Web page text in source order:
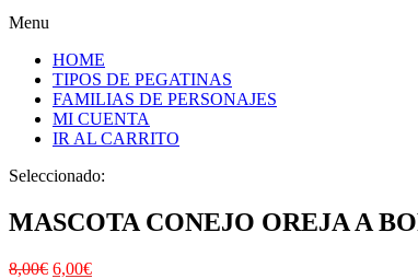
Menu
HOME
TIPOS DE PEGATINAS
FAMILIAS DE PERSONAJES
MI CUENTA
IR AL CARRITO
Seleccionado:
MASCOTA CONEJO OREJA A
8,00€ 6,00€